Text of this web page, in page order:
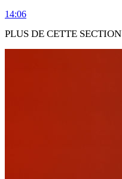
14:06
PLUS DE CETTE SECTION